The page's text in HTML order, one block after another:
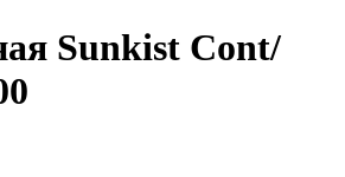
Sunkist Cont/